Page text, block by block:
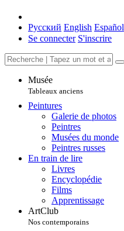
Русский English Español
Se connecter S'inscrire
Musée
Tableaux anciens
Peintures
Galerie de photos
Peintres
Musées du monde
Peintres russes
En train de lire
Livres
Encyclopédie
Films
Apprentissage
ArtClub
Nos contemporains